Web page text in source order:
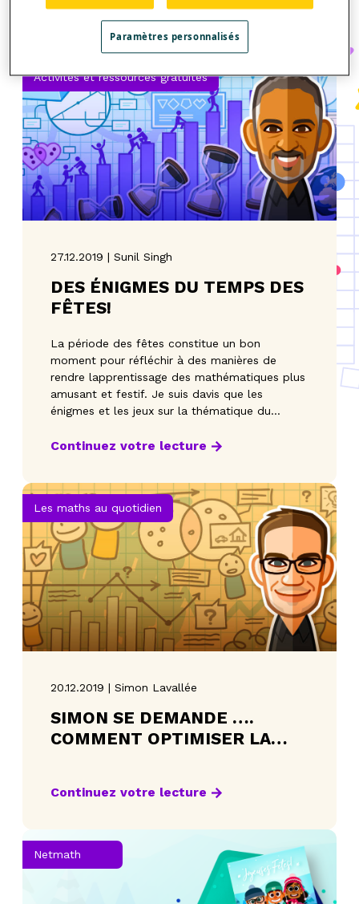
Continuez votre lecture
Activités et ressources gratuites
27.12.2019 | Sunil Singh
DES ÉNIGMES DU TEMPS DES
FÊTES!
La période des fêtes constitue un bon
moment pour réfléchir à des manières de
rendre lapprentissage des mathématiques plus
amusant et festif. Je suis davis que les
énigmes et les jeux sur la thématique du
Continuez votre lecture
Les maths au quotidien
20.12.2019 | Simon Lavallée
SIMON SE DEMANDE ….
COMMENT OPTIMISER LA
Continuez votre lecture
Netmath
Paramètres personnalisés